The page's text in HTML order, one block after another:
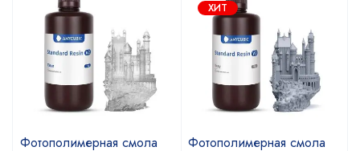
Фотополимерная смола
ХИТ
Фотополимерная смола